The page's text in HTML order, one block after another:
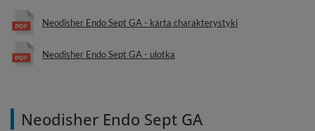
Neodisher Endo Sept GA - karta charakterystyki
Neodisher Endo Sept GA - ulotka
Neodisher Endo Sept GA